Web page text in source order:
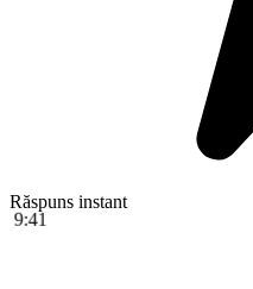
Răspuns instant
9:41